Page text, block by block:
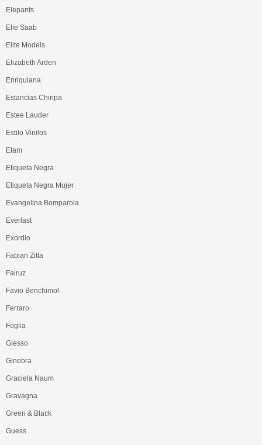
Elepants
Elie Saab
Elite Models
Elizabeth Arden
Enriquiana
Estancias Chiripa
Estee Lauder
Estilo Vinilos
Etam
Etiqueta Negra
Etiqueta Negra Mujer
Evangelina Bomparola
Everlast
Exordio
Fabian Zitta
Fairuz
Favio Benchimol
Ferraro
Foglia
Giesso
Ginebra
Graciela Naum
Gravagna
Green & Black
Guess